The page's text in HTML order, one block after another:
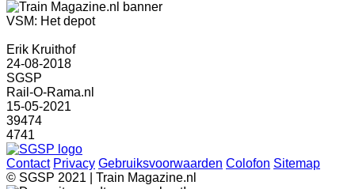
VSM: Het depot
Erik Kruithof
24-08-2018
SGSP
Rail-O-Rama.nl
15-05-2021
39474
4741
Contact Privacy Gebruiksvoorwaarden Colofon Sitemap
© SGSP 2021 | Train Magazine.nl